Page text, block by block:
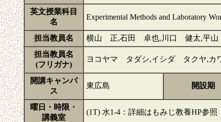
英文授業科目
名
Experimental Methods and Laboratory
担当教員名
横山 正,石田 卓也,川口 健太,平
担当教員名
(フリガナ)
ヨコヤマ タダシ,イシダ タクヤ,
開講キャンパ
ス
東広島 開設期
曜日・時限・
講義室
(1T) 水1-4：詳細はもみじ教養HP参照